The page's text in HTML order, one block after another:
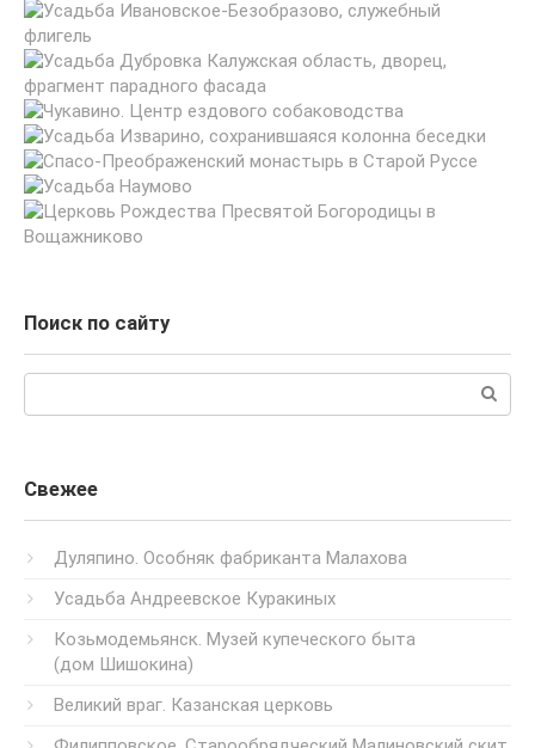
Поиск по сайту
Свежее
Дуляпино. Особняк фабриканта Малахова
Усадьба Андреевское Куракиных
Козьмодемьянск. Музей купеческого быта
(дом Шишокина)
Великий враг. Казанская церковь